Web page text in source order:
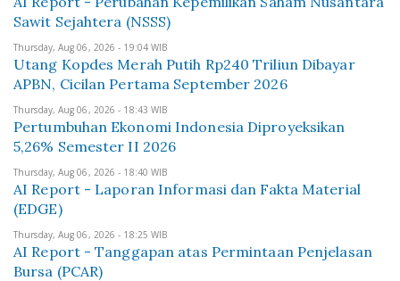
Sawit Sejahtera (NSSS)
Thursday, Aug 06, 2026 - 19:04 WIB
Utang Kopdes Merah Putih Rp240 Triliun Dibayar
APBN, Cicilan Pertama September 2026
Thursday, Aug 06, 2026 - 18:43 WIB
Pertumbuhan Ekonomi Indonesia Diproyeksikan
5,26% Semester II 2026
Thursday, Aug 06, 2026 - 18:40 WIB
AI Report - Laporan Informasi dan Fakta Material
(EDGE)
Thursday, Aug 06, 2026 - 18:25 WIB
AI Report - Tanggapan atas Permintaan Penjelasan
Bursa (PCAR)